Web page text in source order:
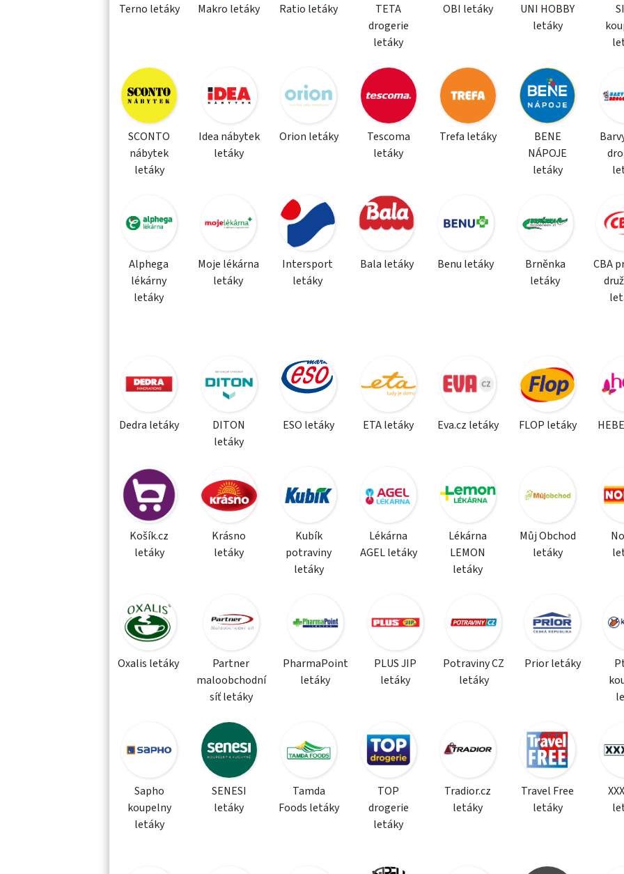
Terno letáky Makro letáky Ratio letáky
TETA
drogerie
letáky
OBI letáky
UNI HOBBY
letáky
SCONTO
nábytek
letáky
Idea nábytek
letáky
Orion letáky
Tescoma
letáky
Trefa letáky
BENE
NÁPOJE
letáky
Alphega
lékárny
letáky
Moje lékárna
letáky
Intersport
letáky
Bala letáky Benu letáky
Brněnka
letáky
CBA
Dedra letáky
DITON
letáky
ESO letáky ETA letáky Eva.cz letáky FLOP letáky
Košík.cz
letáky
Krásno
letáky
Kubík
potraviny
letáky
Lékárna
AGEL letáky
Lékárna
LEMON
letáky
Můj Obchod
letáky
Oxalis letáky
Partner
maloobchodní
síť letáky
PharmaPoint
letáky
PLUS JIP
letáky
Potraviny CZ
letáky
Prior letáky
Sapho
koupelny
letáky
SENESI
letáky
Tamda
Foods letáky
TOP
drogerie
letáky
Tradior.cz
letáky
Travel Free
letáky